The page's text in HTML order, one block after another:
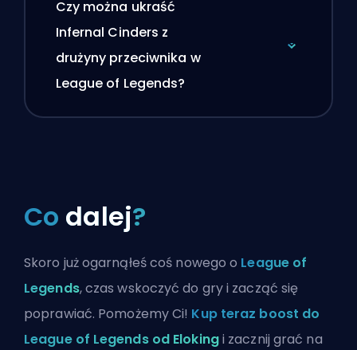
Czy można ukraść
Infernal Cinders z
drużyny przeciwnika w
League of Legends?
Co dalej?
Skoro już ogarnąłeś coś nowego o League of
Legends, czas wskoczyć do gry i zacząć się
poprawiać. Pomożemy Ci! Kup teraz boost do
League of Legends od Elokingi zacznij grać na